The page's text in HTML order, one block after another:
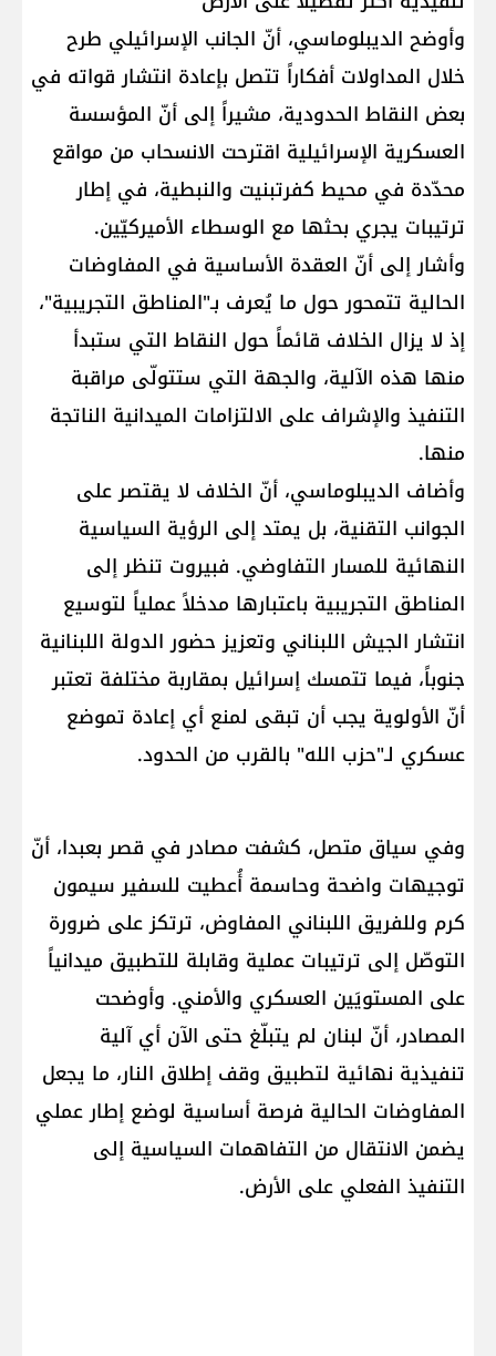
وأوضح الديبلوماسي، أنّ الجانب الإسرائيلي طرح
خلال المداولات أفكاراً تتصل بإعادة انتشار قواته في
بعض النقاط الحدودية، مشيراً إلى أنّ المؤسسة
العسكرية الإسرائيلية اقترحت الانسحاب من مواقع
محدّدة في محيط كفرتبنيت والنبطية، في إطار
ترتيبات يجري بحثها مع الوسطاء الأميركيّين.
وأشار إلى أنّ العقدة الأساسية في المفاوضات
الحالية تتمحور حول ما يُعرف بـ"المناطق التجريبية"،
إذ لا يزال الخلاف قائماً حول النقاط التي ستبدأ
منها هذه الآلية، والجهة التي ستتولّى مراقبة
التنفيذ والإشراف على الالتزامات الميدانية الناتجة
منها.
وأضاف الديبلوماسي، أنّ الخلاف لا يقتصر على
الجوانب التقنية، بل يمتد إلى الرؤية السياسية
النهائية للمسار التفاوضي. فبيروت تنظر إلى
المناطق التجريبية باعتبارها مدخلاً عملياً لتوسيع
انتشار الجيش اللبناني وتعزيز حضور الدولة اللبنانية
جنوباً، فيما تتمسك إسرائيل بمقاربة مختلفة تعتبر
أنّ الأولوية يجب أن تبقى لمنع أي إعادة تموضع
عسكري لـ"حزب الله" بالقرب من الحدود.
وفي سياق متصل، كشفت مصادر في قصر بعبدا، أنّ
توجيهات واضحة وحاسمة أُعطيت للسفير سيمون
كرم وللفريق اللبناني المفاوض، ترتكز على ضرورة
التوصّل إلى ترتيبات عملية وقابلة للتطبيق ميدانياً
على المستويَين العسكري والأمني. وأوضحت
المصادر، أنّ لبنان لم يتبلّغ حتى الآن أي آلية
تنفيذية نهائية لتطبيق وقف إطلاق النار، ما يجعل
المفاوضات الحالية فرصة أساسية لوضع إطار عملي
يضمن الانتقال من التفاهمات السياسية إلى
التنفيذ الفعلي على الأرض.